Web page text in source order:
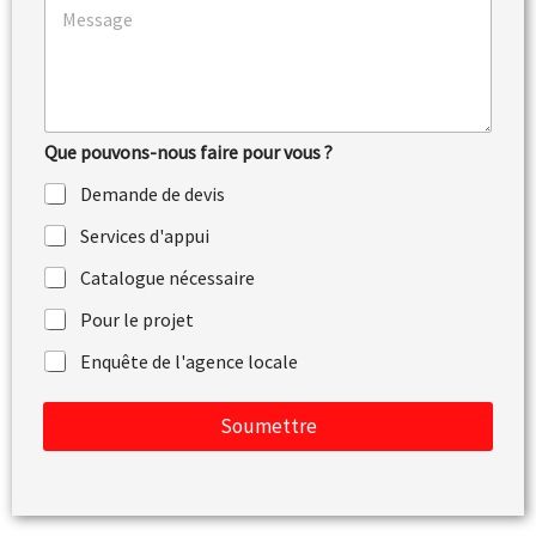
t
a
i
r
e
o
u
m
e
g
Que pouvons-nous faire pour vous ?
Demande de devis
Services d'appui
Catalogue nécessaire
Pour le projet
Enquête de l'agence locale
Soumettre